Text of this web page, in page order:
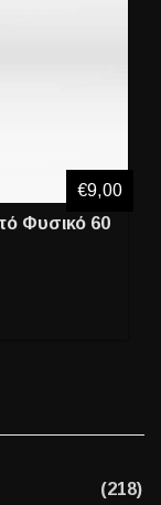
Φυσικό 60
€9,00
(218)